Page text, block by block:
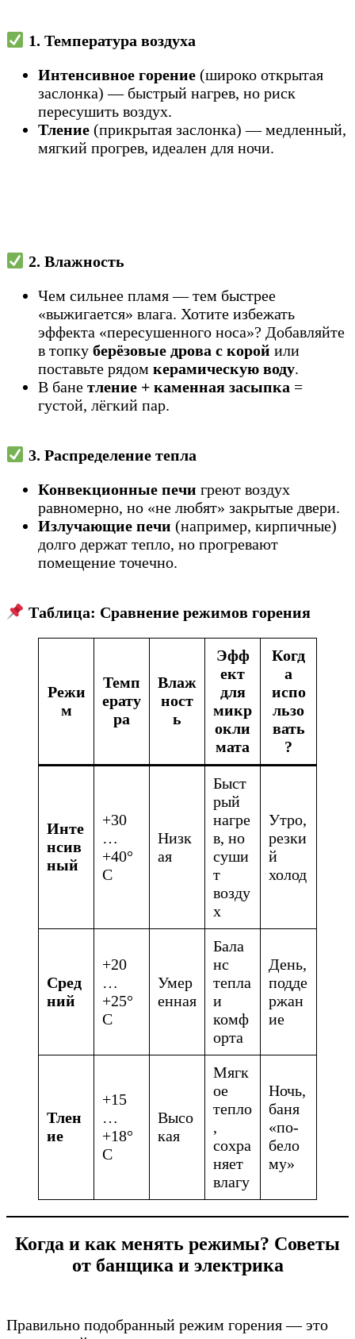
1. Температура воздуха
Интенсивное горение (широко открытая
заслонка) — быстрый нагрев, но риск
пересушить воздух.
Тление (прикрытая заслонка) — медленный,
мягкий прогрев, идеален для ночи.
2. Влажность
Чем сильнее пламя — тем быстрее
«выжигается» влага. Хотите избежать
эффекта «пересушенного носа»? Добавляйте
в топку берёзовые дрова с корой или
поставьте рядом керамическую воду.
В бане тление + каменная засыпка =
густой, лёгкий пар.
3. Распределение тепла
Конвекционные печи греют воздух
равномерно, но «не любят» закрытые двери.
Излучающие печи (например, кирпичные)
долго держат тепло, но прогревают
помещение точечно.
Таблица: Сравнение режимов горения
Режи
м
Темп
ерату
ра
Влаж
ност
ь
Эфф
ект
для
микр
окли
мата
Когд
а
испо
льзо
вать
?
Инте
нсив
ный
+30
…
+40°
C
Низк
ая
Быст
рый
нагре
в, но
суши
т
возду
х
Утро,
резки
й
холод
Сред
ний
+20
…
+25°
C
Умер
енная
Бала
нс
тепла
и
комф
орта
День,
подде
ржан
ие
Тлен
ие
+15
…
+18°
C
Высо
кая
Мягк
ое
тепло
,
сохра
няет
влагу
Ночь,
баня
«по-
бело
му»
Когда и как менять режимы? Советы
от банщика и электрика
Правильно подобранный режим горения — это